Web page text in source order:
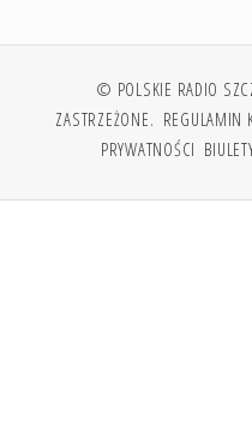
© POLSKIE RADIO
ZASTRZEŻONE. REGULAMIN
PRYWATNOŚCI